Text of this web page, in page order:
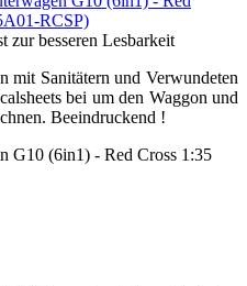
zur besseren Lesbarkeit
mit Sanitätern und Verwundeten
bei um den Waggon und
Beeindruckend !